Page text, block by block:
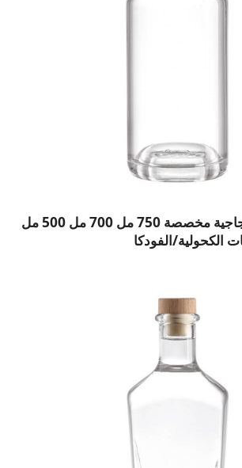
RS038: زجاجة زجاجية مخصصة 750 مل 700 مل 500 مل